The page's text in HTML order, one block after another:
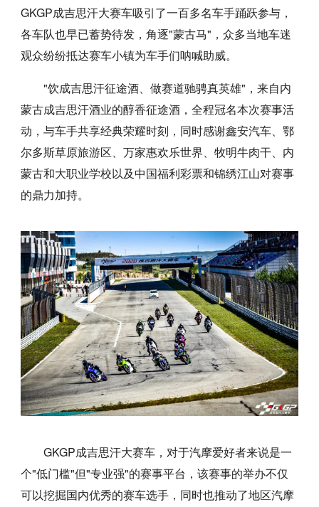
GKGP成吉思汗大赛车吸引了一百多名车手踊跃参与，
各车队也早已蓄势待发，角逐"蒙古马"，众多当地车迷
观众纷纷抵达赛车小镇为车手们呐喊助威。
"饮成吉思汗征途酒、做赛道驰骋真英雄"，来自内
蒙古成吉思汗酒业的醇香征途酒，全程冠名本次赛事活
动，与车手共享经典荣耀时刻，同时感谢鑫安汽车、鄂
尔多斯草原旅游区、万家惠欢乐世界、牧明牛肉干、内
蒙古和大职业学校以及中国福利彩票和锦绣江山对赛事
的鼎力加持。
GKGP成吉思汗大赛车，对于汽摩爱好者来说是一
个"低门槛"但"专业强"的赛事平台，该赛事的举办不仅
可以挖掘国内优秀的赛车选手，同时也推动了地区汽摩